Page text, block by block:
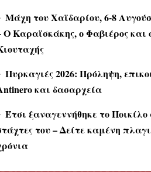
Μάχη του Χαϊδαρίου, 6-8
Ο Καραϊσκάκης, ο Φαβιέρος και
Πυρκαγιές 2026: Πρόληψη,
και δασαρχεία
Έτσι ξαναγεννήθηκε το Ποικίλο
του – Δείτε καμένη